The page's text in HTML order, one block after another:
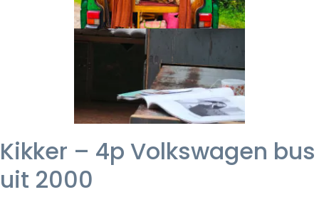
Kikker – 4p Volkswagen bus
uit 2000